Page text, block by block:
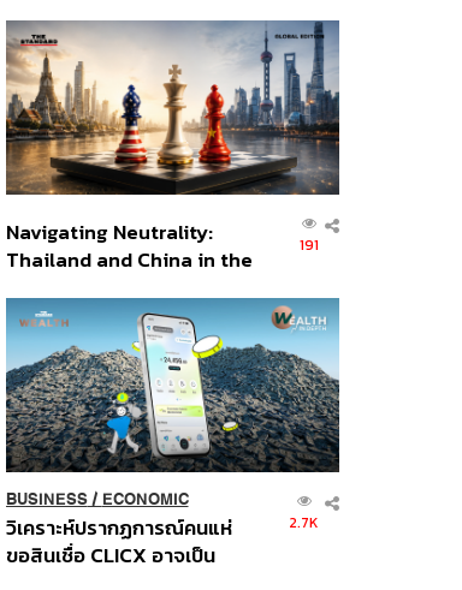
ส่วนยุทธศาสตร์ไทย –
อินโดนีเซีย
Navigating Neutrality:
Thailand and China in the
Order
191
BUSINESS/ ECONOMIC
วิเคราะห์ปรากฏการณ์คนแห่
ขอสินเชื่อ CLICX อาจเป็น
2.7K